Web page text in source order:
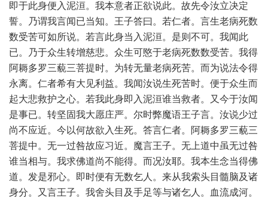
即于此身便入泥洹。我本意者正欲说此。故先令汝立决定
誓。乃谓我言闻已当知。王子答曰。若仁者。言生老病死数
数受苦可如所说。若言此身当入泥洹。是则不可。我闻此
已。乃于众生转增慈悲。众生可愍于老病死数数受苦。我得
阿耨多罗三藐三菩提时。为转无量老病死苦。而为说法令得
永离。仁者希有大见利益。我闻汝说生死苦时。便于众生而
起大悲救护之心。若我此身即入泥洹谁当救者。又今于汝闻
是事已。转坚固我大愿庄严。尔时弊魔语王子言。汝说少过
尚不应近。今以何故欲入生死。答言仁者。阿耨多罗三藐三
菩提中。无一过咎故应习近。魔言王子。无上道中虽无过咎
谁当相与。我求佛道尚不能得。而况汝耶。我本生念当得佛
道。发是邪心。即时便有无数乞人。来从我索头目髓脑及诸
身分。又言王子。我舍头目及手足等与诸乞人。血流成河。